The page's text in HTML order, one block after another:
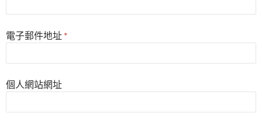
電子郵件地址 *
個人網站網址